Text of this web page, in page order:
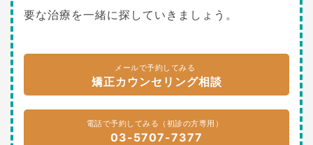
要な治療を一緒に探していきましょう。
メールで予約してみる
矯正カウンセリング相談
電話で予約してみる（初診の方専用）
03-5707-7377